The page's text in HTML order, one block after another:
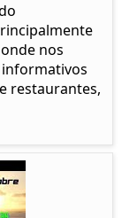
nos
restaurantes,